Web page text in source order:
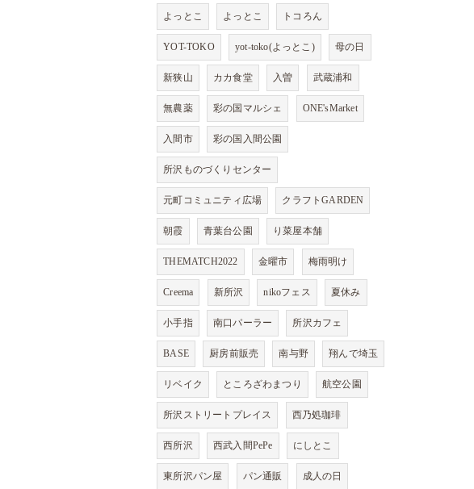
よっとこ よっとこ トコろん
YOT-TOKO yot-toko(よっとこ) 母の日
新狭山 カカ食堂 入曽 武蔵浦和
無農薬 彩の国マルシェ ONE'sMarket
入間市 彩の国入間公園
所沢ものづくりセンター
元町コミュニティ広場 クラフトGARDEN
朝霞 青葉台公園 り菜屋本舗
THEMATCH2022 金曜市 梅雨明け
Creema 新所沢 nikoフェス 夏休み
小手指 南口パーラー 所沢カフェ
BASE 厨房前販売 南与野 翔んで埼玉
リベイク ところざわまつり 航空公園
所沢ストリートプレイス 西乃処珈琲
西所沢 西武入間PePe にしとこ
東所沢パン屋 パン通販 成人の日